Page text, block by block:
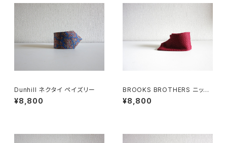
Dunhill ネクタイ ペイズリー
¥8,800
BROOKS BROTHERS ニット
タイ ITALY
¥8,800